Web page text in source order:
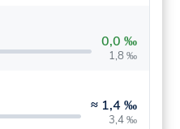
0,0 ‰
1,8 ‰
≈ 1,4 ‰
3,4 ‰